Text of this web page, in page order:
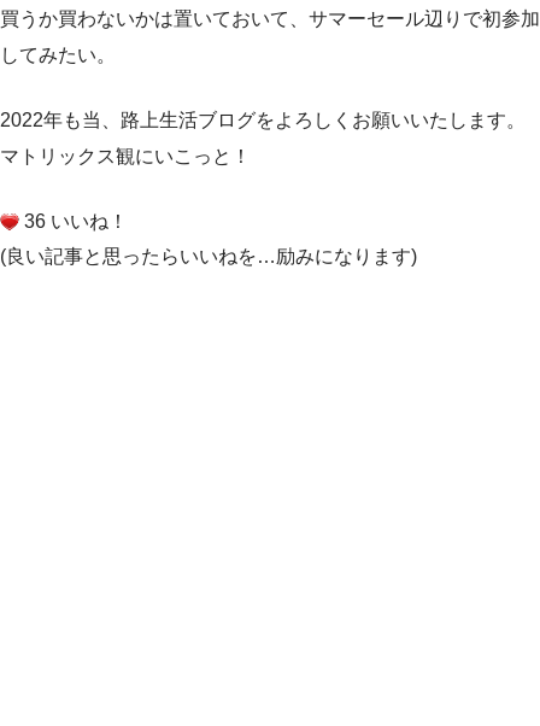
買うか買わないかは置いておいて、サマーセール辺りで初参加
してみたい。
2022年も当、路上生活ブログをよろしくお願いいたします。
マトリックス観にいこっと！
36 いいね！
(良い記事と思ったらいいねを…励みになります)